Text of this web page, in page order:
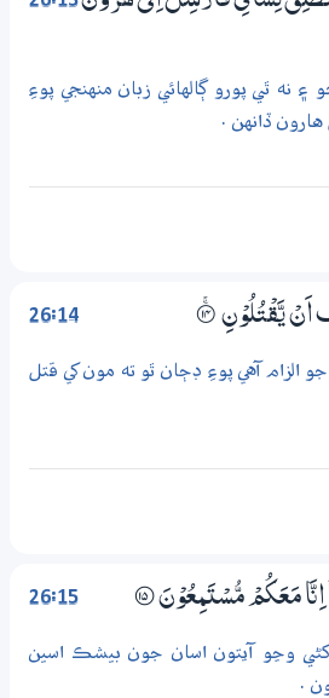
۽ نه ٿي پورو ڳالهائي زبان منهنجي پوءِ
ڏانهن .
26:14 اَنْ يَّقْتُلُوْنِ ۝ۚ14
الزام آهي پوءِ ڊڄان ٿو ته مون کي قتل
26:15 اِنَّا مَعَكُمْ مُّسْتَمِعُوْنَ ؀15
کڻي وڃو آيتون اسان جون بيشڪ اسين
.